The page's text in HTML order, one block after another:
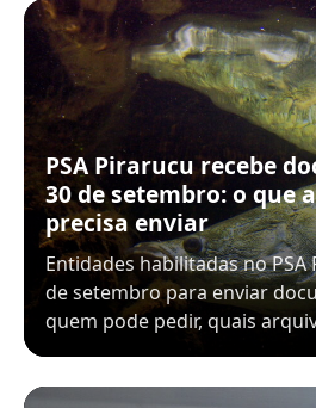
PSA Pirarucu recebe
30 de setembro: o que
precisa enviar
Entidades habilitadas no
de setembro para enviar
quem pode pedir, quais